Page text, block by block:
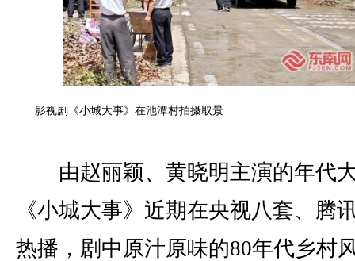
影视剧《小城大事》在池潭村拍摄取景
由赵丽颖、黄晓明主演的年代
《小城大事》近期在央视八套、腾
热播，剧中原汁原味的80年代乡村